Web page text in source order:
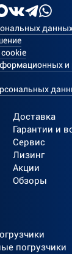
Доставка
Гарантии и
Сервис
Лизинг
Акции
Обзоры
погрузчики